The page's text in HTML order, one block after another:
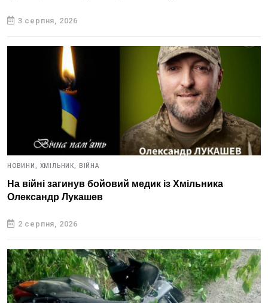
3 серпня, 2026
НОВИНИ, ХМІЛЬНИК, ВІЙНА
На війні загинув бойовий медик із Хмільника
Олександр Лукашев
2 серпня, 2026